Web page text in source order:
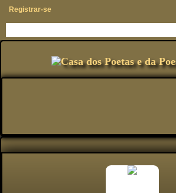
Registrar-se